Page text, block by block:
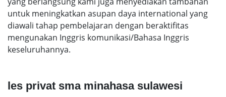
untuk meningkatkan asupan daya international yang
diawali tahap pembelajaran dengan beraktifitas
mengunakan Inggris komunikasi/Bahasa Inggris
keseluruhannya.
les privat sma minahasa sulawesi